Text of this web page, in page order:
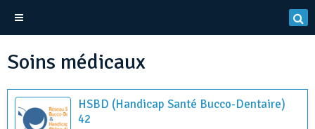
Soins médicaux
HSBD (Handicap Santé Bucco-Dentaire)
42